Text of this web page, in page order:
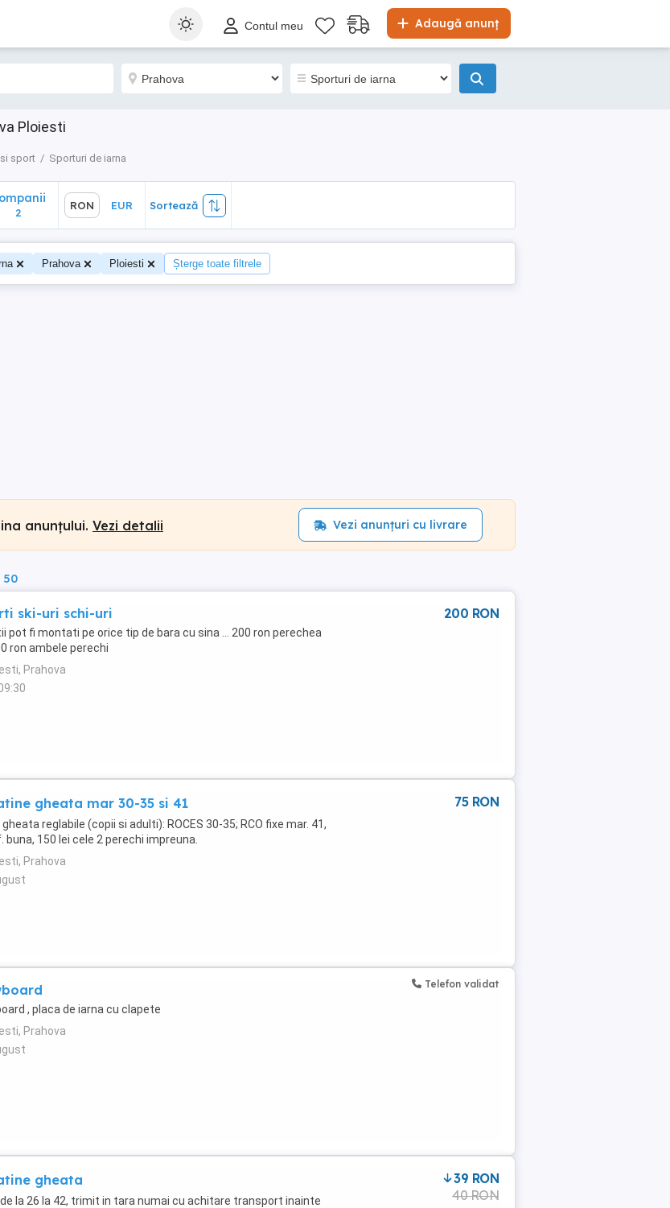
Adaugă anunț
Contul meu
Ploiesti
sport Sporturi de iarna
Sortează
2
RON EUR Sortează
Prahova Ploiesti Șterge toate filtrele
anunțului. Vezi detalii Vezi anunțuri cu livrare
50
ski-uri schi-uri
pot fi montati pe orice tip de bara cu sina ... 200 ron perechea
ron ambele perechi
Prahova
200 RON
gheata mar 30-35 si 41
reglabile (copii si adulti): ROCES 30-35; RCO fixe mar. 41,
buna, 150 lei cele 2 perechi impreuna.
Prahova
75 RON
, placa de iarna cu clapete
Prahova
Telefon validat
gheata
la 26 la 42, trimit in tara numai cu achitare transport inainte
39 RON
40 RON